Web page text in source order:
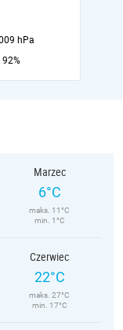
hPa
92%
Marzec
6°C
maks. 11°C
min. 1°C
Czerwiec
22°C
maks. 27°C
min. 17°C